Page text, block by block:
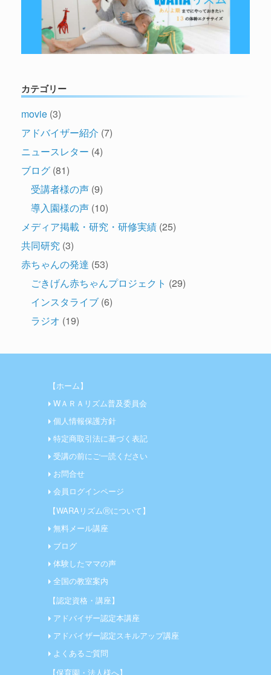
カテゴリー
movie (3)
アドバイザー紹介 (7)
ニュースレター (4)
ブログ (81)
受講者様の声 (9)
導入園様の声 (10)
メディア掲載・研究・研修実績 (25)
共同研究 (3)
赤ちゃんの発達 (53)
ごきげん赤ちゃんプロジェクト (29)
インスタライブ (6)
ラジオ (19)
【ホーム】
WＡＲＡリズム普及委員会
個人情報保護方針
特定商取引法に基づく表記
受講の前にご一読ください
お問合せ
会員ログインページ
【WARAリズムⓇについて】
無料メール講座
ブログ
体験したママの声
全国の教室案内
【認定資格・講座】
アドバイザー認定本講座
アドバイザー認定スキルアップ講座
よくあるご質問
【保育園・法人様へ】